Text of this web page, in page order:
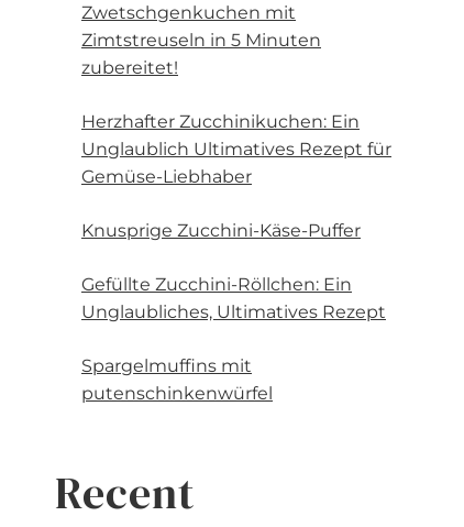
Zwetschgenkuchen mit
Zimtstreuseln in 5 Minuten
zubereitet!
Herzhafter Zucchinikuchen: Ein
Unglaublich Ultimatives Rezept für
Gemüse-Liebhaber
Knusprige Zucchini-Käse-Puffer
Gefüllte Zucchini-Röllchen: Ein
Unglaubliches, Ultimatives Rezept
Spargelmuffins mit
putenschinkenwürfel
Recent